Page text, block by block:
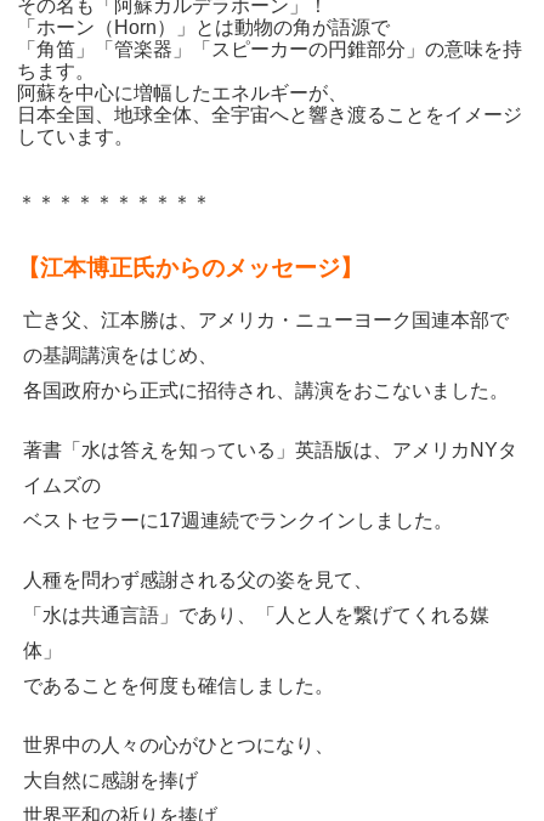
その名も「阿蘇カルデラホーン」！
「ホーン（Horn）」とは動物の角が語源で
「角笛」「管楽器」「スピーカーの円錐部分」の意味を持
ちます。
阿蘇を中心に増幅したエネルギーが、
日本全国、地球全体、全宇宙へと響き渡ることをイメージ
しています。
＊＊＊＊＊＊＊＊＊＊
【江本博正氏からのメッセージ】
亡き父、江本勝は、 アメリカ・ニューヨーク国連本部で
の基調講演をはじめ、
各国政府から正式に招待され、講演をおこないました。
著書「水は答えを知っている」英語版は、 アメリカNYタ
イムズの
ベストセラーに17週連続でランクインしました。
人種を問わず感謝される父の姿を見て、
「水は共通言語」であり、
「人と人を繋げてくれる媒
体」
であることを何度も確信しました。
世界中の人々の心がひとつになり、
大自然に感謝を捧げ
世界平和の祈りを捧げ